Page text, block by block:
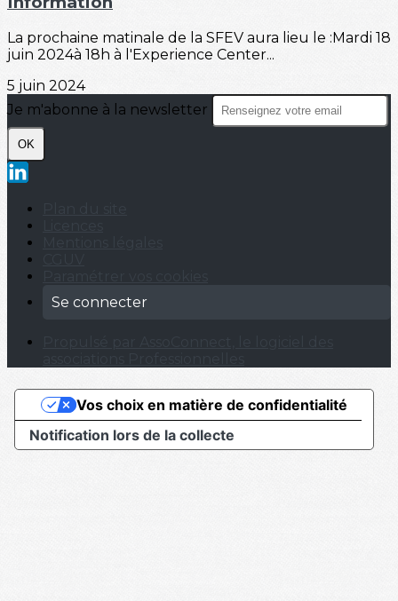
La prochaine matinale de la SFEV aura lieu le :Mardi 18
juin 2024à 18h à l'Experience Center...
5 juin 2024
Je m'abonne à la newsletter
OK
Se connecter
Notification lors de la collecte
Vos choix en matière de confidentialité